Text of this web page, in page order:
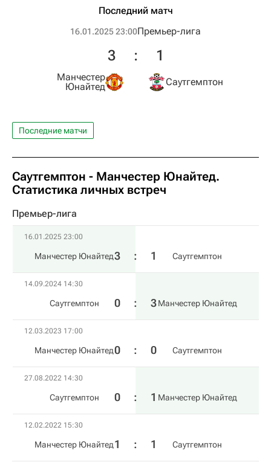
Последний матч
16.01.2025 23:00Премьер-лига
Манчестер
Юнайтед
3 : 1
Саутгемптон
Последние матчи
Саутгемптон - Манчестер Юнайтед.
Статистика личных встреч
Премьер-лига
16.01.2025 23:00
Манчестер Юнайтед3 : 1 Саутгемптон
14.09.2024 14:30
Саутгемптон 0 : 3Манчестер Юнайтед
12.03.2023 17:00
Манчестер Юнайтед0 : 0 Саутгемптон
27.08.2022 14:30
Саутгемптон 0 : 1 Манчестер Юнайтед
12.02.2022 15:30
Манчестер Юнайтед1 : 1 Саутгемптон